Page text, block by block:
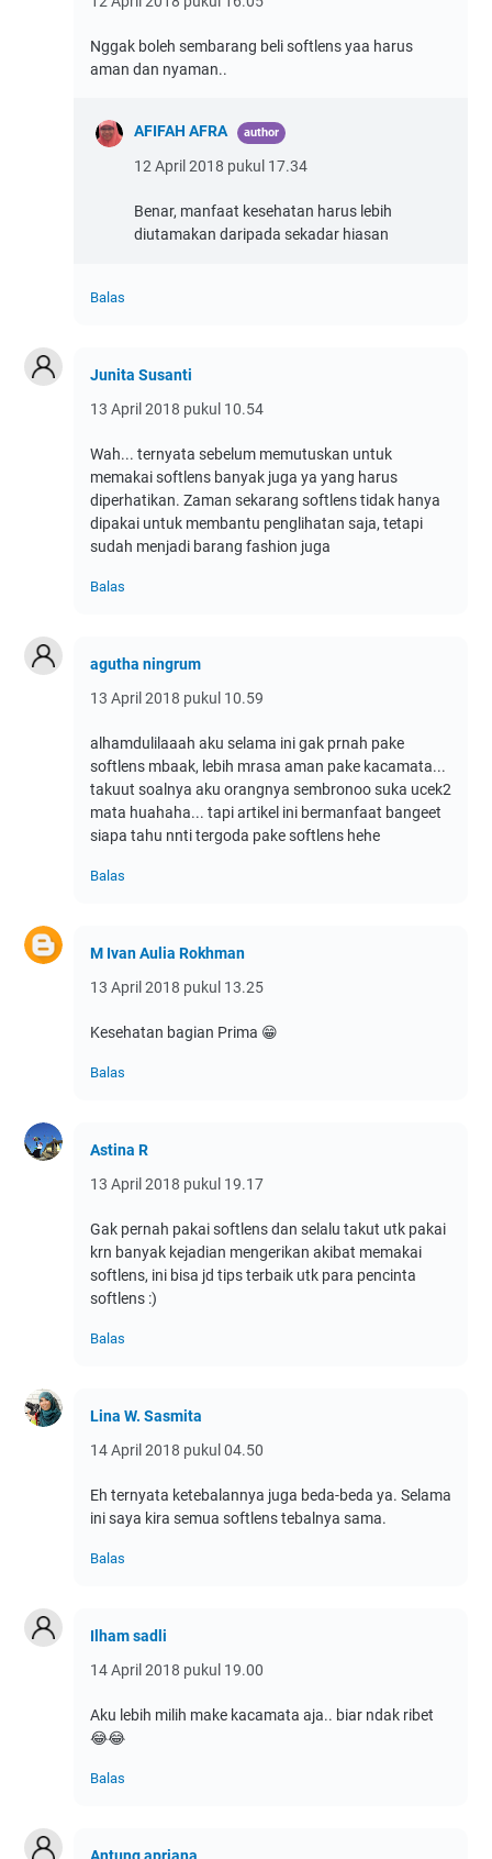
Nggak boleh sembarang beli softlens yaa harus
aman dan nyaman..
AFIFAH AFRA
12 April 2018 pukul 17.34
Benar, manfaat kesehatan harus lebih
diutamakan daripada sekadar hiasan
Balas
Junita Susanti
13 April 2018 pukul 10.54
Wah... ternyata sebelum memutuskan untuk
memakai softlens banyak juga ya yang harus
diperhatikan. Zaman sekarang softlens tidak hanya
dipakai untuk membantu penglihatan saja, tetapi
sudah menjadi barang fashion juga
Balas
agutha ningrum
13 April 2018 pukul 10.59
alhamdulilaaah aku selama ini gak prnah pake
softlens mbaak, lebih mrasa aman pake kacamata...
takuut soalnya aku orangnya sembronoo suka ucek2
mata huahaha... tapi artikel ini bermanfaat bangeet
siapa tahu nnti tergoda pake softlens hehe
Balas
M Ivan Aulia Rokhman
13 April 2018 pukul 13.25
Kesehatan bagian Prima 😁
Balas
Astina R
13 April 2018 pukul 19.17
Gak pernah pakai softlens dan selalu takut utk pakai
krn banyak kejadian mengerikan akibat memakai
softlens, ini bisa jd tips terbaik utk para pencinta
softlens :)
Balas
Lina W. Sasmita
14 April 2018 pukul 04.50
Eh ternyata ketebalannya juga beda-beda ya. Selama
ini saya kira semua softlens tebalnya sama.
Balas
Ilham sadli
14 April 2018 pukul 19.00
Aku lebih milih make kacamata aja.. biar ndak ribet
😂😂
Balas